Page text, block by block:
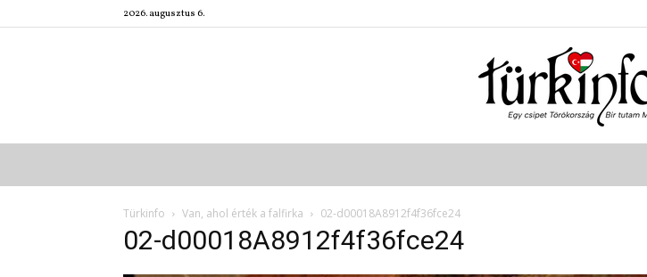
2026. augusztus 6.
Türkinfo
Türkinfo Van, ahol érték a falfirka 02-d00018A8912f4f36fce24
02-d00018A8912f4f36fce24